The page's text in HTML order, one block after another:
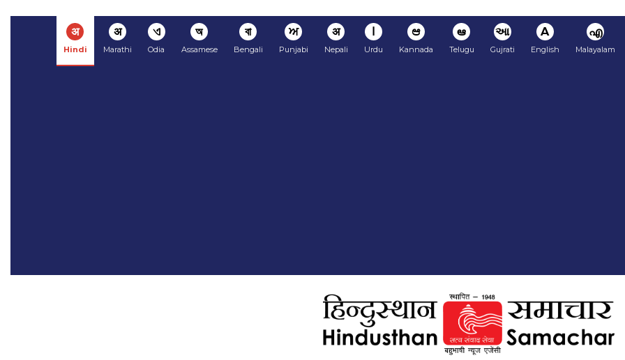
अ
Hindi
अ
Marathi
ଏ
Odia
অ
Assamese
বা
Bengali
ਅ
Punjabi
अ
Nepali
ا
Urdu
ಆ
Kannada
ఆ
Telugu
આ
Gujrati
A
English
എ
Malayalam